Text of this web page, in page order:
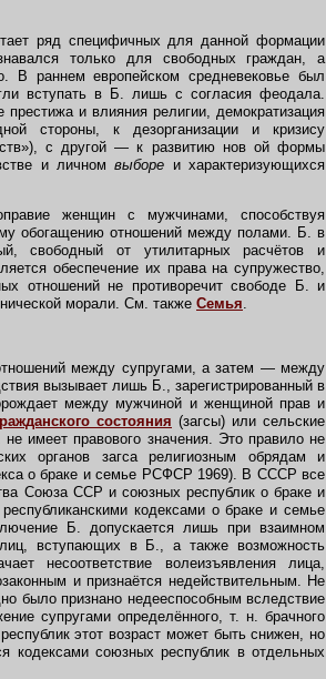
ряд специфичных для данной формации
только для свободных граждан, а
В раннем европейском средневековье был
вступать в Б. лишь с согласия феодала.
и влияния религии, демократизация
стороны, к дезорганизации и кризису
с другой — к развитию нов ой формы
и личномвыборе и характеризующихся
женщин с мужчинами, способствуя
обогащению отношений между полами. Б. в
свободный от утилитарных расчётов и
обеспечение их права на супружество,
отношений не противоречит свободе Б. и
морали. См. также Семья.
между супругами, а затем — между
вызывает лишь Б., зарегистрированный в
между мужчиной и женщиной прав и
состояния (загсы) или сельские
имеет правового значения. Это правило не
органов загса религиозным обрядам и
о браке и семье РСФСР 1969). В СССР все
Союза ССР и союзных республик о браке и
кодексами о браке и семье
Б. допускается лишь при взаимном
вступающих в Б., а также возможность
несоответствие волеизъявления лица,
и признаётся недействительным. Не
было признано недееспособным вследствие
супругами определённого, т. н. брачного
этот возраст может быть снижен, но
кодексами союзных республик в отдельных